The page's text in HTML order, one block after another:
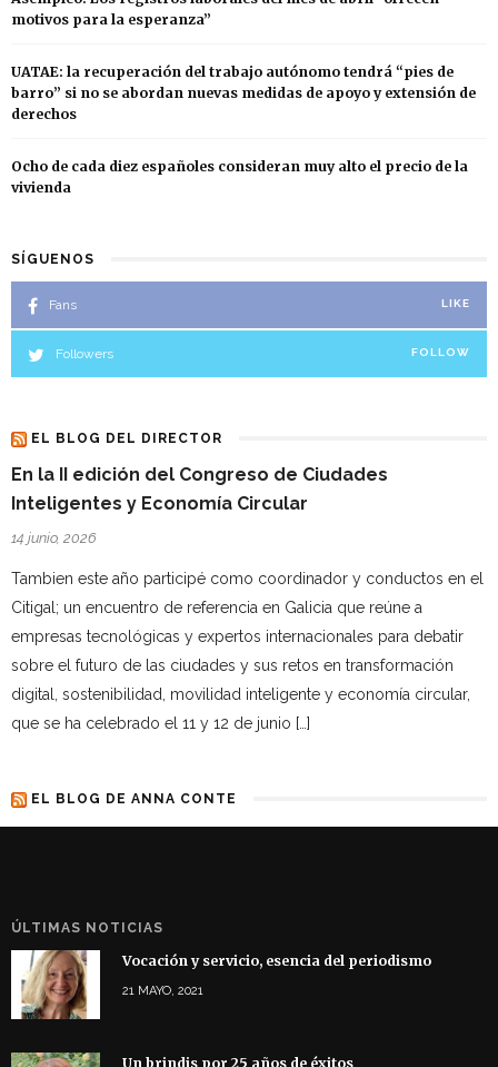
motivos para la esperanza”
UATAE: la recuperación del trabajo autónomo tendrá “pies de
barro” si no se abordan nuevas medidas de apoyo y extensión de
derechos
Ocho de cada diez españoles consideran muy alto el precio de la
vivienda
SÍGUENOS
Fans LIKE
Followers FOLLOW
EL BLOG DEL DIRECTOR
En la II edición del Congreso de Ciudades
Inteligentes y Economía Circular
14 junio, 2026
Tambien este año participé como coordinador y conductos en el
Citigal; un encuentro de referencia en Galicia que reúne a
empresas tecnológicas y expertos internacionales para debatir
sobre el futuro de las ciudades y sus retos en transformación
digital, sostenibilidad, movilidad inteligente y economía circular,
que se ha celebrado el 11 y 12 de junio […]
EL BLOG DE ANNA CONTE
ÚLTIMAS NOTICIAS
Vocación y servicio, esencia del periodismo
21 MAYO, 2021
Un brindis por 25 años de éxitos